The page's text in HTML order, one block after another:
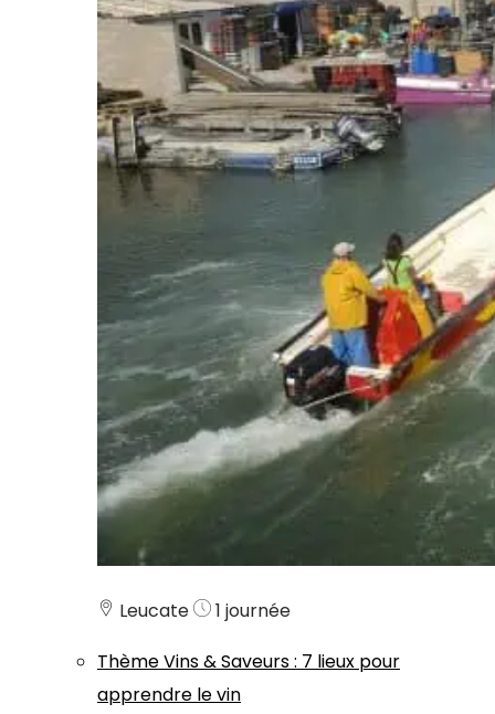
Leucate
1 journée
ThèmeVins & Saveurs: 7 lieux pour
apprendre le vin